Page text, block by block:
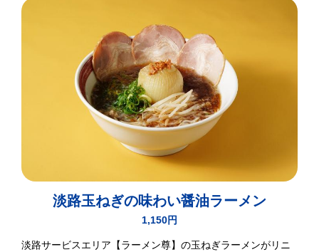
淡路玉ねぎの味わい醤油ラーメン
1,150円
淡路サービスエリア【ラーメン尊】の玉ねぎラーメンがリニ